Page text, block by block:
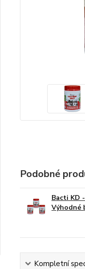
Podobné
Bacti KD
Výhodné
Kompletní